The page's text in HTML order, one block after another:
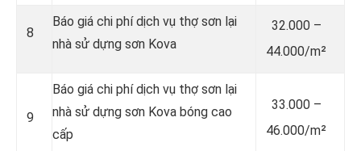
8
Báo giá chi phí dịch vụ thợ sơn lại
nhà sử dựng sơn Kova
32.000 –
44.000/m²
9
Báo giá chi phí dịch vụ thợ sơn lại
nhà sử dựng sơn Kova bóng cao
cấp
33.000 –
46.000/m²